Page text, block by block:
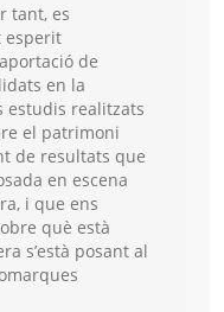
tant, es
esperit
de
en la
estudis realitzats
el patrimoni
de resultats que
en escena
i que ens
què està
s’està posant al